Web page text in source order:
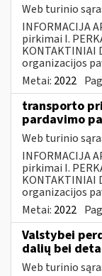
Web turinio
INFORMACIJA
pirkimai I.
KONTAKTINIAI
organizacijos
Metai: 2022
transporto
pardavimo
Web turinio
INFORMACIJA
pirkimai I.
KONTAKTINIAI
organizacijos
Metai: 2022
Valstybei
dalių bei
Web turinio